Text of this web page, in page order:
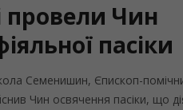
провели Чин
пасіки
Семенишин, Єпископ-
Чин освячення пасіки, що